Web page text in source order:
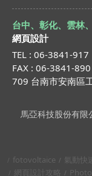
台中、彰化、雲林
網頁設計
TEL : 06-3841-917
FAX : 06-3841-890
709 台南市安南區
馬亞科技股份有限
fotovoltaice 氣動快
網頁設計攻略